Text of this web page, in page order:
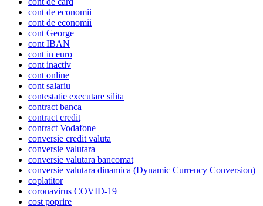
cont de economii
cont de economii
cont George
cont IBAN
cont in euro
cont inactiv
cont online
cont salariu
contestatie executare silita
contract banca
contract credit
contract Vodafone
conversie credit valuta
conversie valutara
conversie valutara bancomat
conversie valutara dinamica (Dynamic Currency Conversion)
coplatitor
coronavirus COVID-19
cost poprire